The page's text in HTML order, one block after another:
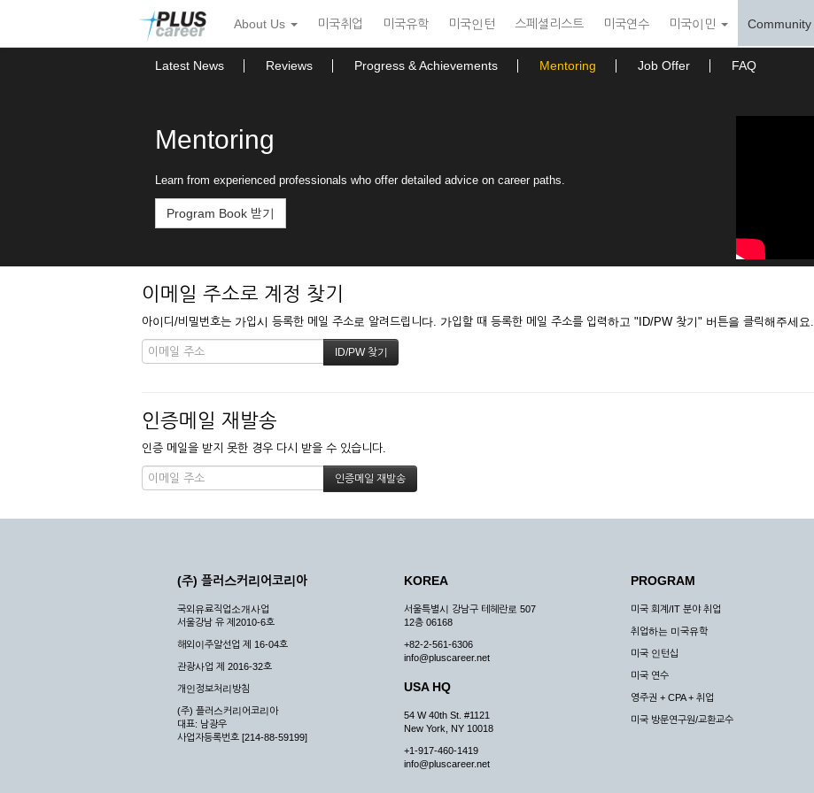
뉴
토
About Us 미국취업 미국유학 미국인턴 스페셜리스트 미국연수 미국이민 Community
Latest News Reviews Progress & Achievements Mentoring Job Offer FAQ
Mentoring
Learn from experienced professionals who offer detailed advice on career paths.
Program Book 받기
이메일 주소로 계정 찾기
아이디/비밀번호는 가입시 등록한 메일 주소로 알려드립니다. 가입할 때 등록한 메일 주소를 입력하고 "ID/PW 찾기" 버튼을 클릭해주세요.
인증메일 재발송
인증 메일을 받지 못한 경우 다시 받을 수 있습니다.
(주) 플러스커리어코리아
국외유료직업소개사업
서울강남 유 제2010-6호
해외이주알선업 제 16-04호
관광사업 제 2016-32호
개인정보처리방침
(주) 플러스커리어코리아
대표: 남광우
사업자등록번호 [214-88-59199]
KOREA
서울특별시 강남구 테헤란로 507
12층 06168
+82-2-561-6306
info@pluscareer.net
USA HQ
54 W 40th St. #1121
New York, NY 10018
+1-917-460-1419
info@pluscareer.net
PROGRAM
미국 회계/IT 분야 취업
취업하는 미국유학
미국 인턴십
미국 연수
영주권 + CPA + 취업
미국 방문연구원/교환교수